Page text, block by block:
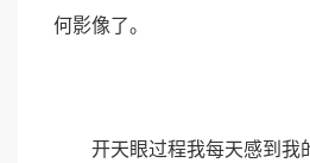
何影像了。
开天眼过程我每天感到我